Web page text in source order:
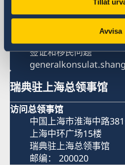
Tillåt
Avvisa
签证处电子邮箱
签证和移民问题
瑞典驻上海总领事馆
访问总领事馆
中国上海市淮海中路
上海中环广场15楼
瑞典驻上海总领事馆
邮编： 200020